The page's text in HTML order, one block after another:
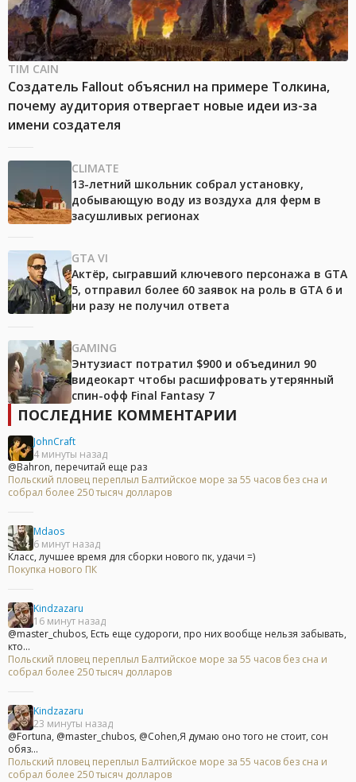
TIM CAIN
Создатель Fallout объяснил на примере Толкина,
почему аудитория отвергает новые идеи из-за
имени создателя
CLIMATE
13-летний школьник собрал установку,
добывающую воду из воздуха для ферм в
засушливых регионах
GTA VI
Актёр, сыгравший ключевого персонажа в GTA
5, отправил более 60 заявок на роль в GTA 6 и
ни разу не получил ответа
GAMING
Энтузиаст потратил $900 и объединил 90
видеокарт чтобы расшифровать утерянный
спин-офф Final Fantasy 7
ПОСЛЕДНИЕ КОММЕНТАРИИ
JohnCraft
4 минуты назад
@Bahron, перечитай еще раз
Польский пловец переплыл Балтийское море за 55 часов без сна и
собрал более 250 тысяч долларов
Mdaos
6 минут назад
Класс, лучшее время для сборки нового пк, удачи =)
Покупка нового ПК
Kindzazaru
16 минут назад
@master_chubos, Есть еще судороги, про них вообще нельзя забывать,
кто...
Польский пловец переплыл Балтийское море за 55 часов без сна и
собрал более 250 тысяч долларов
Kindzazaru
23 минуты назад
@Fortuna, @master_chubos, @Cohen,Я думаю оно того не стоит, сон
обяз...
Польский пловец переплыл Балтийское море за 55 часов без сна и
собрал более 250 тысяч долларов